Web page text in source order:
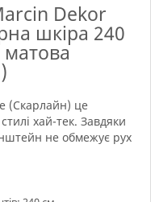
Dekor
шкіра 240
матова
(Скарлайн) це
хай-тек. Завдяки
не обмежує рух